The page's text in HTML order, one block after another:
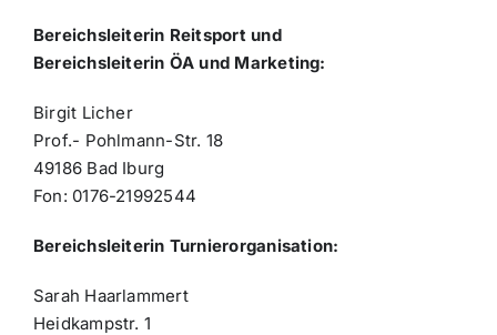
Bereichsleiterin Reitsport und
Bereichsleiterin ÖA und Marketing:
Birgit Licher
Prof.- Pohlmann-Str. 18
49186 Bad Iburg
Fon: 0176-21992544
Bereichsleiterin Turnierorganisation:
Sarah Haarlammert
Heidkampstr. 1